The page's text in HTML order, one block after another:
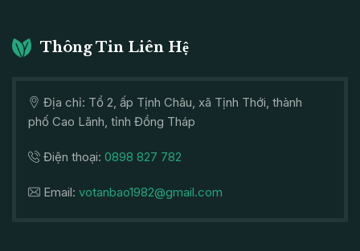
Thông Tin Liên Hệ
Địa chỉ: Tổ 2, ấp Tịnh Châu, xã Tịnh Thới, thành
phố Cao Lãnh, tỉnh Đồng Tháp
Điện thoại: 0898 827 782
Email: votanbao1982@gmail.com